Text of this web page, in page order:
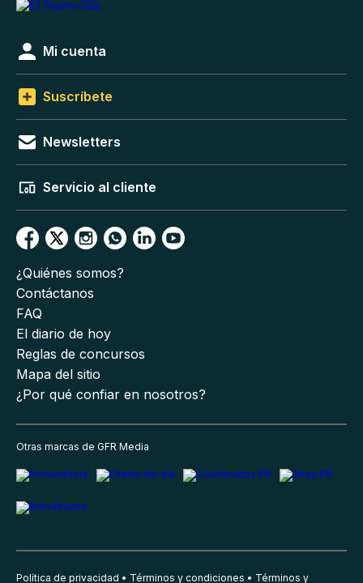
Mi cuenta
Suscríbete
Newsletters
Servicio al cliente
¿Quiénes somos?
Contáctanos
FAQ
El diario de hoy
Reglas de concursos
Mapa del sitio
¿Por qué confiar en nosotros?
Otras marcas de GFR Media
Política de privacidad Términos y condiciones Términos y